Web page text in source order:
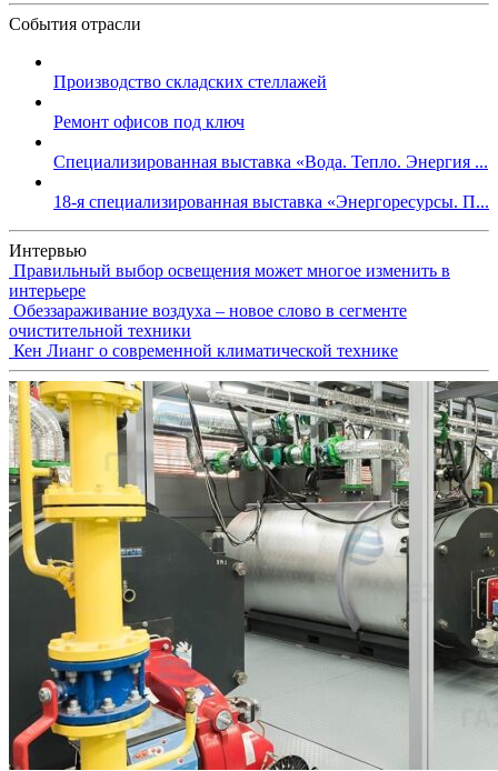
События отрасли
Производство складских стеллажей
Ремонт офисов под ключ
Специализированная выставка «Вода. Тепло. Энергия ...
18-я специализированная выставка «Энергоресурсы. П...
Интервью
Правильный выбор освещения может многое изменить в
интерьере
Обеззараживание воздуха – новое слово в сегменте
очистительной техники
Кен Лианг о современной климатической технике